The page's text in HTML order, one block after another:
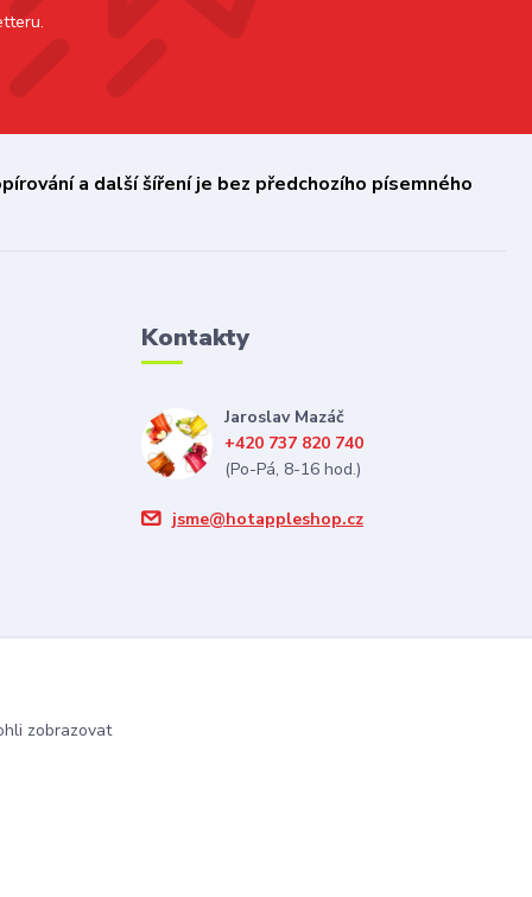
a další šíření je bez předchozího písemného
Kontakty
Jaroslav Mazáč
+420 737 820 740
(Po-Pá, 8-16 hod.)
jsme@hotappleshop.cz
zobrazovat